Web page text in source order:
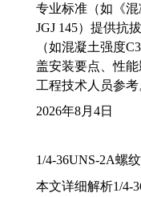
专业标准（如《混
JGJ 145）提供抗
（如混凝土强度
盖安装要点、性
工程技术人员参考
2026年8月4日
1/4-36UNS-2A螺
本文详细解析1/4-